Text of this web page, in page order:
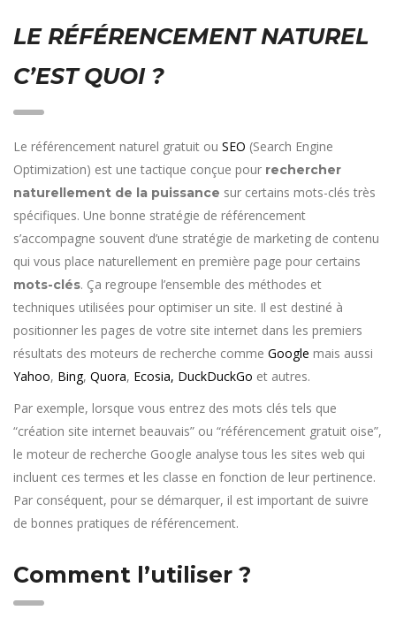
LE RÉFÉRENCEMENT NATUREL
C’EST QUOI ?
Le référencement naturel gratuit ou SEO (Search Engine
Optimization) est une tactique conçue pour rechercher
naturellement de la puissance sur certains mots-clés très
spécifiques. Une bonne stratégie de référencement
s’accompagne souvent d’une stratégie de marketing de contenu
qui vous place naturellement en première page pour certains
mots-clés. Ça regroupe l’ensemble des méthodes et
techniques utilisées pour optimiser un site. Il est destiné à
positionner les pages de votre site internet dans les premiers
résultats des moteurs de recherche comme Google mais aussi
Yahoo, Bing, Quora, Ecosia, DuckDuckGo et autres.
Par exemple, lorsque vous entrez des mots clés tels que
“création site internet beauvais” ou “référencement gratuit oise”,
le moteur de recherche Google analyse tous les sites web qui
incluent ces termes et les classe en fonction de leur pertinence.
Par conséquent, pour se démarquer, il est important de suivre
de bonnes pratiques de référencement.
Comment l’utiliser ?